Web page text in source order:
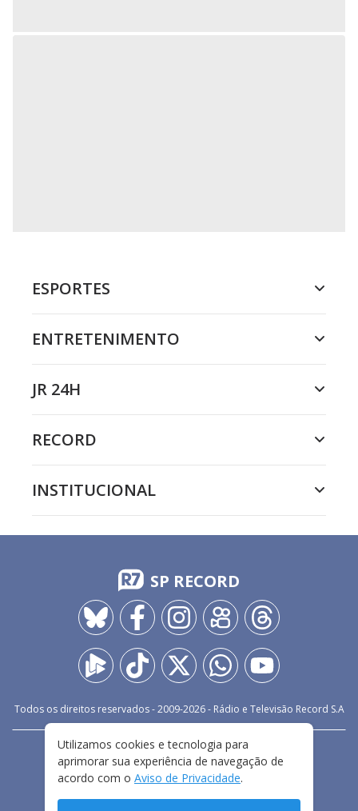
ESPORTES
ENTRETENIMENTO
JR 24H
RECORD
INSTITUCIONAL
SP RECORD
Todos os direitos reservados - 2009-2026- Rádio e Televisão Record S.A
FALE CONOSCO
PRIVACIDADE
TERMOS E CONDIÇÕES DE USO
Utilizamos cookies e tecnologia para
aprimorar sua experiência de navegação de
acordo com o Aviso de Privacidade.